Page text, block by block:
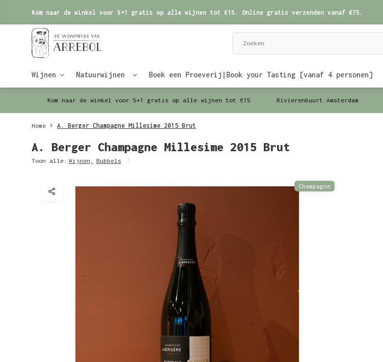
Kom naar de winkel voor 5+1 gratis op alle wijnen tot €15. Online gratis verzenden vanaf €75.
Wijnen Natuurwijnen Boek een Proeverij|Book your Tasting [vanaf 4 personen]
Kom naar de winkel voor 5+1 gratis op alle wijnen tot €15 Rivierenbuurt Amsterdam
Home A. Berger Champagne Millesime 2015 Brut
A. Berger Champagne Millesime 2015 Brut
Toon alle: Wijnen , Bubbels
Champagne